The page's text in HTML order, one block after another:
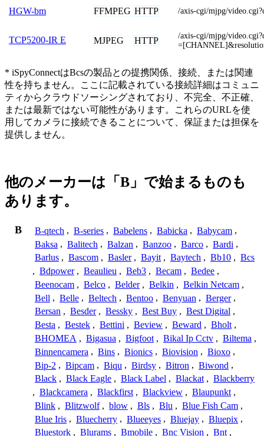
HGW-bm FFMPEG HTTP /axis-cgi/mjpg/
TCP5200-IR E MJPEG HTTP
/axis-cgi/mjpg/
* iSpyConnectはBcsの製品との提携関係、接続、または関連
性を持ちません。ここに記載されている接続詳細はコミュニ
ティからクラウドソーシングされており、不完全、不正確、
または最新ではない可能性があります。これらのURLを使
用してカメラに接続できることについて、保証または担保を
提供しません。
他のメーカーは「B」で始まるものも
あります。
B B-qtech , B-series , Babelens , Babicka , Babycam ,
Baksa , Balitech , Balzan , Banzoo , Barco , Bardi ,
Barlus , Bascom , Basler , Bayit , Baytech , Bb10 , Bcs
, Bdpower , Beaulieu , Beb3 , Becam , Bedee ,
Beenocam , Belco , Belder , Belkin , Belkin Netcam ,
Bell , Belle , Beltech , Bentoo , Benyuan , Berger ,
Bersan , Besder , Bessky , Best Buy , Best Digital ,
Besta , Bestek , Bettini , Beview , Beward , Bholt ,
BHOMEA , Bigasua , Bigfoot , Bikal Ip Cctv , Biltema ,
Binnencamera , Bins , Bionics , Biovision , Bioxo ,
Bip-2 , Bipcam , Biqu , Birdsy , Bitron , Biwond ,
Black , Black Eagle , Black Label , Blackat , Blackberry
, Blackcamera , Blackfirst , Blackview , Blaupunkt ,
Blink , Blitzwolf , blow , Bls , Blu , Blue Fish Cam ,
Blue Iris , Bluecherry , Blueeyes , Bluejay , Bluepix ,
Bluestork , Blurams , Bmobile , Bnc Vision , Bnt ,